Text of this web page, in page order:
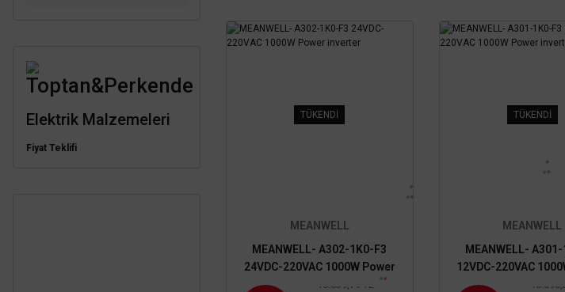
Toptan&Perkende
Elektrik Malzemeleri
Fiyat Teklifi
TÜKENDİ
MEANWELL
MEANWELL- A302-1K0-F3
24VDC-220VAC 1000W Power
inverter
18.039,79 TL
TÜKENDİ
MEANWELL
MEANWELL-
12VDC-220VAC
inverter